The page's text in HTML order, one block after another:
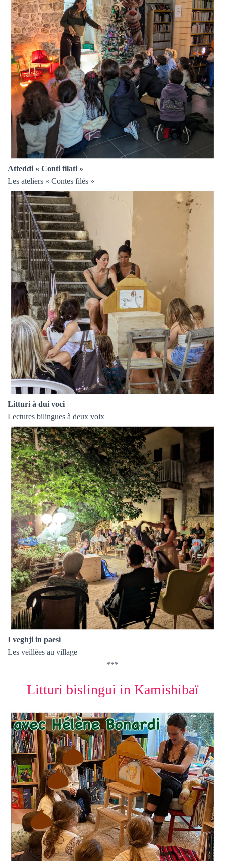
Atteddi « Conti filati »
Les ateliers « Contes filés »
Litturi à dui voci
Lectures bilingues à deux voix
I veghji in paesi
Les veillées au village
***
Litturi bislingui in Kamishibaï